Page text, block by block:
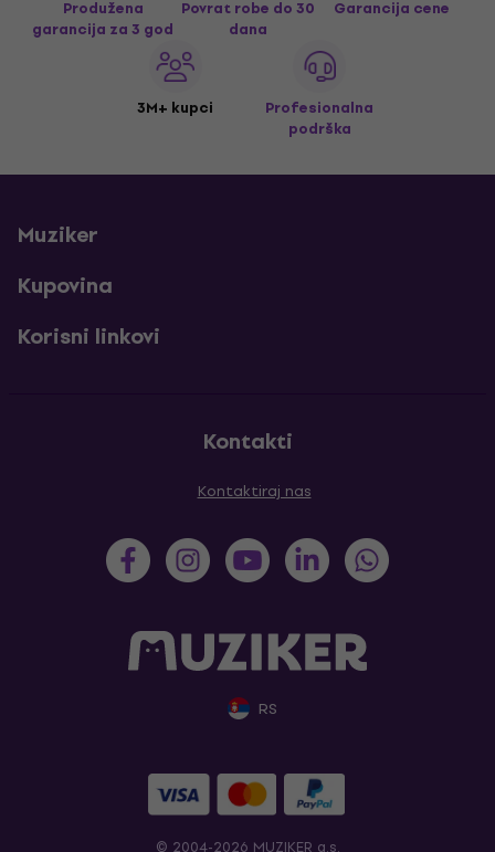
Produžena
garancija za 3 god
Povrat robe do 30
dana
Garancija cene
3M+ kupci
Profesionalna
podrška
Muziker
Kupovina
Korisni linkovi
Kontakti
Kontaktiraj nas
RS
© 2004-2026 MUZIKER a.s.